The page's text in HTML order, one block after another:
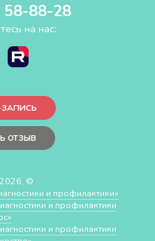
58-88-28
на нас:
ОТЗЫВ
©
и профилактики»
и профилактики
и профилактики